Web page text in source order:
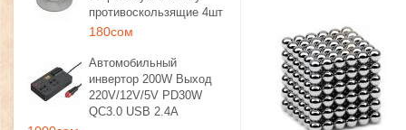
противоскользящие 4шт
180сом
Автомобильный
инвертор 200W Выход
220V/12V/5V PD30W
QC3.0 USB 2.4A